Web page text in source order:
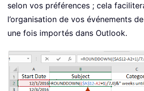
selon vos préférences ; cela
l’organisation de vos événements
une fois importés dans Outlook.